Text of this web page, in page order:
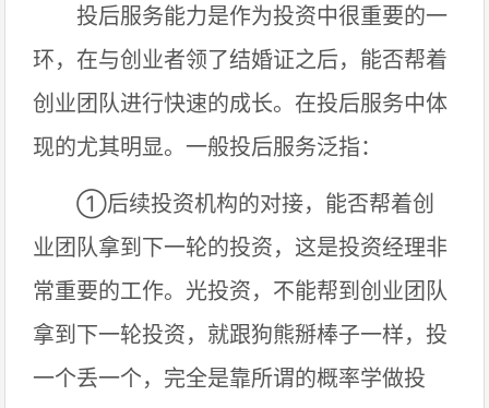
投后服务能力是作为投资中很重要的一
环，在与创业者领了结婚证之后，能否帮着
创业团队进行快速的成长。在投后服务中体
现的尤其明显。一般投后服务泛指：
①后续投资机构的对接，能否帮着创
业团队拿到下一轮的投资，这是投资经理非
常重要的工作。光投资，不能帮到创业团队
拿到下一轮投资，就跟狗熊掰棒子一样，投
一个丢一个，完全是靠所谓的概率学做投